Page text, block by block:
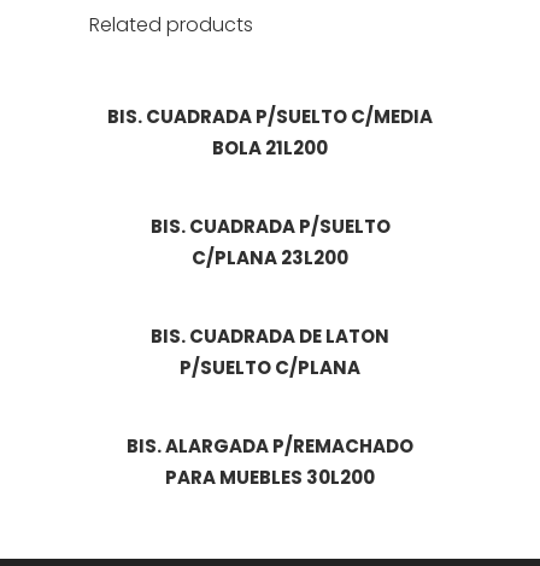
Related products
BIS. CUADRADA P/SUELTO C/MEDIA
BOLA 21L200
BIS. CUADRADA P/SUELTO
C/PLANA 23L200
BIS. CUADRADA DE LATON
P/SUELTO C/PLANA
BIS. ALARGADA P/REMACHADO
PARA MUEBLES 30L200